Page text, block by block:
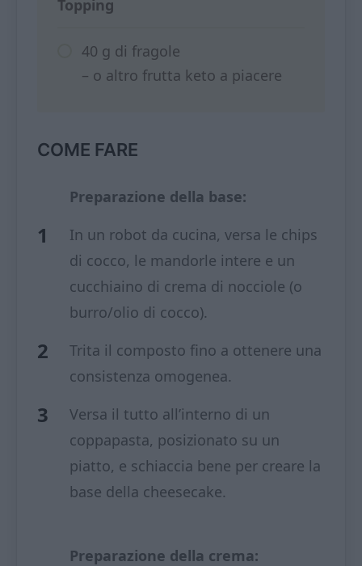
Topping
40 g di fragole
– o altro frutta keto a piacere
COME FARE
Preparazione della base:
In un robot da cucina, versa le chips
di cocco, le mandorle intere e un
cucchiaino di crema di nocciole (o
burro/olio di cocco).
Trita il composto fino a ottenere una
consistenza omogenea.
Versa il tutto all’interno di un
coppapasta, posizionato su un
piatto, e schiaccia bene per creare la
base della cheesecake.
Preparazione della crema: